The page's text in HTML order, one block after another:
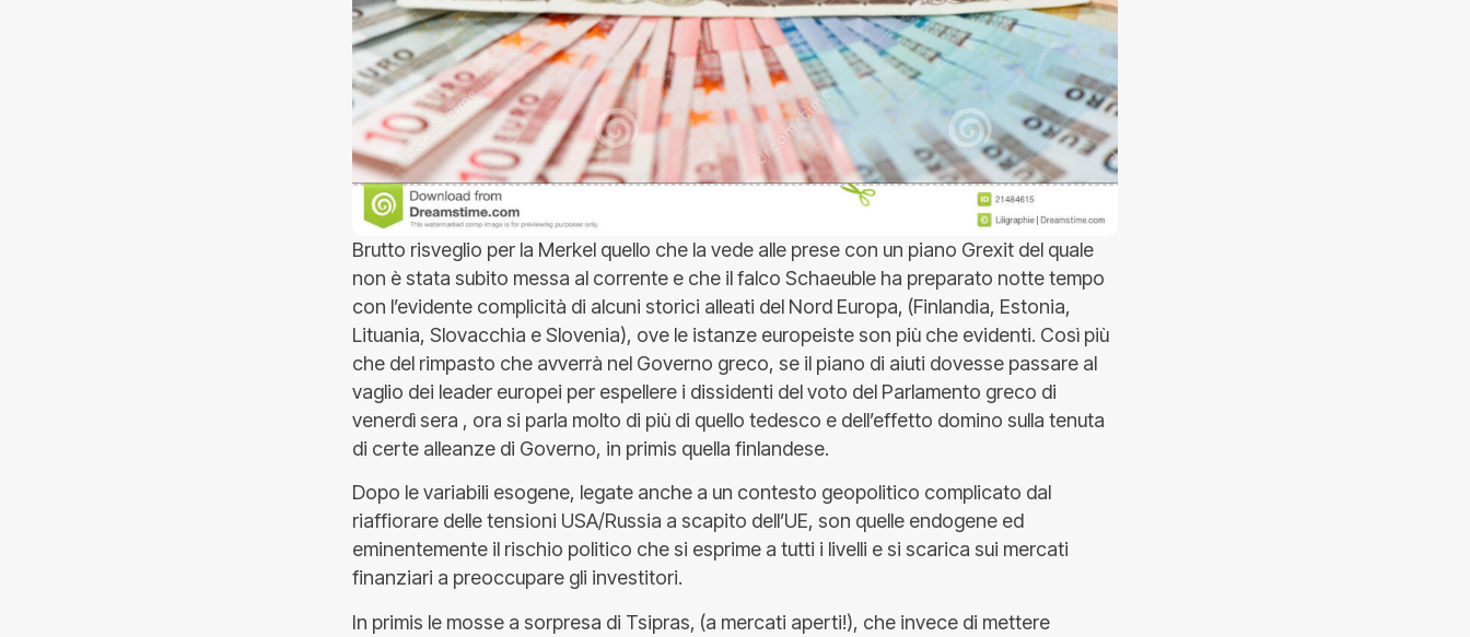
Brutto risveglio per la Merkel quello che la vede alle prese con un piano Grexit del quale
non è stata subito messa al corrente e che il falco Schaeuble ha preparato notte tempo
con l’evidente complicità di alcuni storici alleati del Nord Europa, (Finlandia, Estonia,
Lituania, Slovacchia e Slovenia), ove le istanze europeiste son più che evidenti. Così più
che del rimpasto che avverrà nel Governo greco, se il piano di aiuti dovesse passare al
vaglio dei leader europei per espellere i dissidenti del voto del Parlamento greco di
venerdì sera , ora si parla molto di più di quello tedesco e dell’effetto domino sulla tenuta
di certe alleanze di Governo, in primis quella finlandese.
Dopo le variabili esogene, legate anche a un contesto geopolitico complicato dal
riaffiorare delle tensioni USA/Russia a scapito dell’UE, son quelle endogene ed
eminentemente il rischio politico che si esprime a tutti i livelli e si scarica sui mercati
finanziari a preoccupare gli investitori.
In primis le mosse a sorpresa di Tsipras, (a mercati aperti!), che invece di mettere